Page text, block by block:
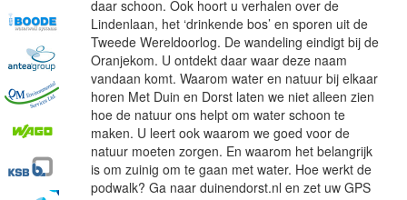
daar schoon. Ook hoort u verhalen over de
Lindenlaan, het ‘drinkende bos’ en sporen uit de
Tweede Wereldoorlog. De wandeling eindigt bij de
Oranjekom. U ontdekt daar waar deze naam
vandaan komt. Waarom water en natuur bij elkaar
horen Met Duin en Dorst laten we niet alleen zien
hoe de natuur ons helpt om water schoon te
maken. U leert ook waarom we goed voor de
natuur moeten zorgen. En waarom het belangrijk
is om zuinig om te gaan met water. Hoe werkt de
podwalk? Ga naar duinendorst.nl en zet uw GPS